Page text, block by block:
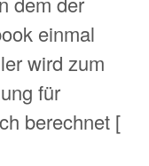
einmal
wird zum
für
berechnet [